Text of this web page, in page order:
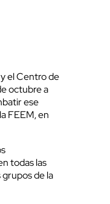
el Centro de
octubre a
ese
FEEM, en
todas las
grupos de la